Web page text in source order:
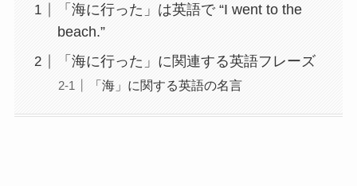
「海に行った」は英語で “I went to the
beach.”
「海に行った」に関連する英語フレーズ
「海」に関する英語の名言